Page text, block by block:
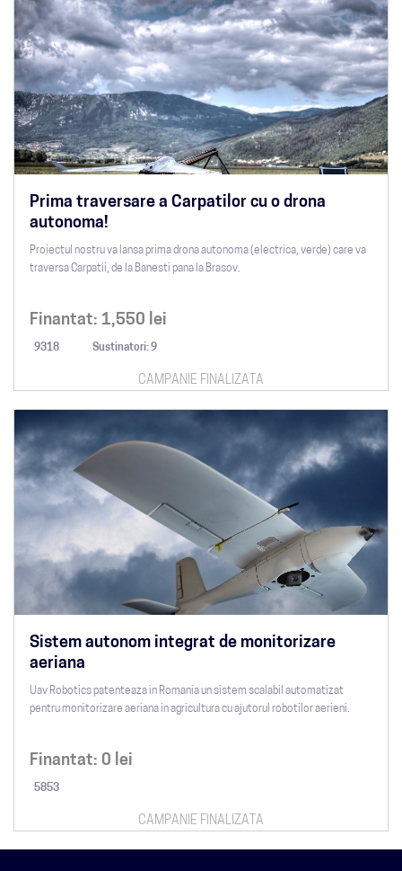
CAMPANIE FINALIZATA
Prima traversare a Carpatilor cu o drona
autonoma!
Proiectul nostru va lansa prima drona autonoma (electrica, verde) care va
traversa Carpatii, de la Banesti pana la Brasov.
Finantat: 1,550 lei
9318 Sustinatori: 9
CAMPANIE FINALIZATA
Sistem autonom integrat de monitorizare
aeriana
Uav Robotics patenteaza in Romania un sistem scalabil automatizat
pentru monitorizare aeriana in agricultura cu ajutorul robotilor aerieni.
Finantat: 0 lei
5853